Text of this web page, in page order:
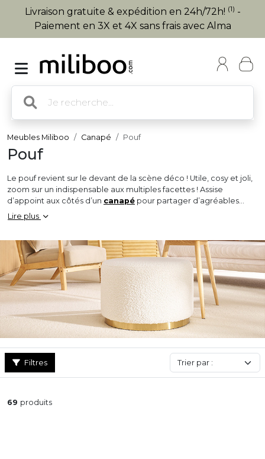
Livraison gratuite & expédition en 24h/72h! (1) -
Paiement en 3X et 4X sans frais avec Alma
Meubles Miliboo Canapé Pouf
Pouf
Le pouf revient sur le devant de la scène déco ! Utile, cosy et joli,
zoom sur un indispensable aux multiples facettes ! Assise
d’appoint aux côtés d’un canapé pour partager d’agréables
moments dans un salon, accessoires déco dans une chambre ou
un bureau, repose-pied pour étendre ses jambes et se laisser
sûrement sur le pouf maxi dont les volumes XXL invitent
littéralement à la paresse !
Déclinés pour tous les styles d’intérieur, pouf pas cher aux lignes
design, au style original ou cocooning scandinave, toujours
tendance dans une version mini ou maxi, notre sélection séduit
sous toutes ses formes !
Lire plus
Filtres
69 produits